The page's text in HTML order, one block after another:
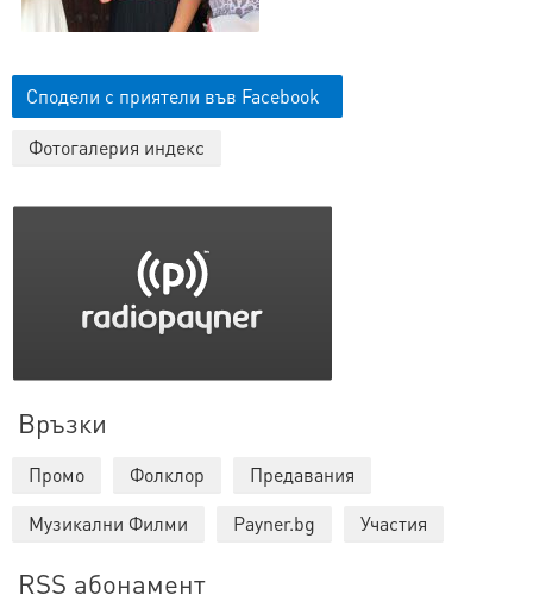
Сподели с приятели във Facebook
Фотогалерия индекс
Връзки
Промо Фолклор
Предавания
Музикални Филми
Payner.bg Участия
RSS абонамент